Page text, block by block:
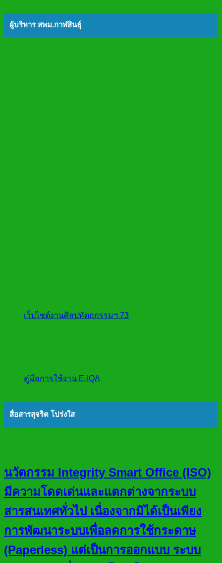
ผู้บริหาร สพม.กาฬสินธุ์
เว็ปไซต์งานศิลปหัตถกรรมฯ 73
คู่มือการใช้งาน E-IQA
สื่อสารสุจริต โปร่งใส
นวัตกรรม Integrity Smart Office (ISO)
มีความโดดเด่นและแตกต่างจากระบบ
สารสนเทศทั่วไป เนื่องจากมิได้เป็นเพียง
การพัฒนาระบบเพื่อลดการใช้กระดาษ
(Paperless) แต่เป็นการออกแบบ ระบบ